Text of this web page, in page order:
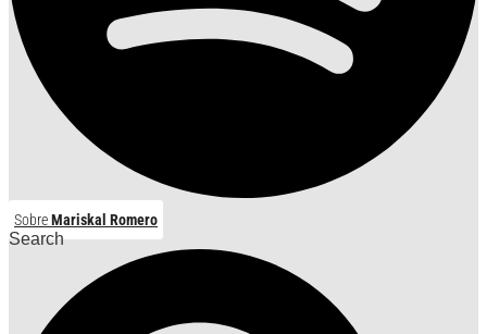
SobreMariskal Romero
Search